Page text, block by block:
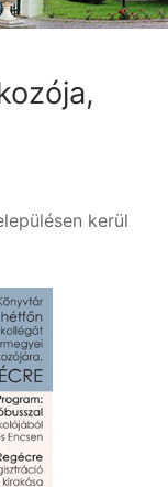
kerül